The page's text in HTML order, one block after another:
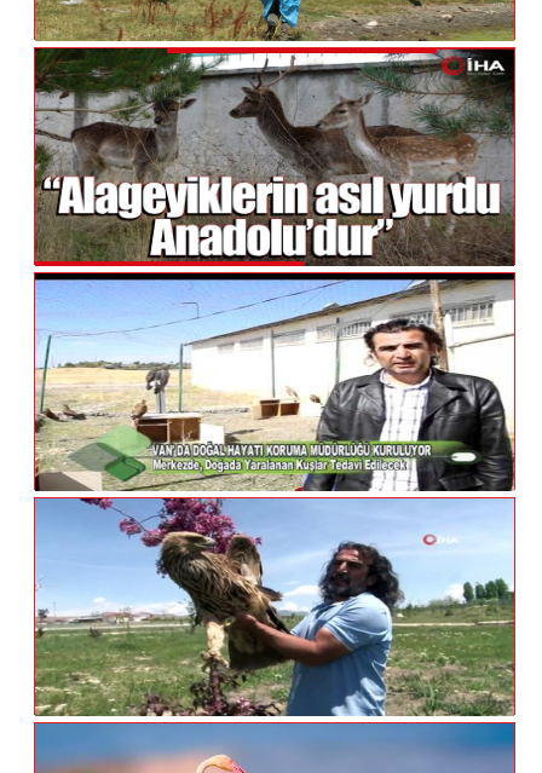
Van'da Martı Ölümlerinin Nedeni; Açlık Ve
Stres
Van'da Koruma Altına Alınan Alageyikler,
Üretim Merkezlerine Gönderildi
Van'da Doğal Hayatı Koruma MÜdürlüğü
Kuruluyor